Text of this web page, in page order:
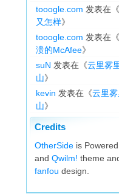
tooogle.com 发表在《
又怎样》
tooogle.com 发表在《
溃的McAfee》
suN 发表在《云里雾
山》
kevin 发表在《云里
山》
Credits
OtherSide is
and Qwilm! theme
fanfou design.